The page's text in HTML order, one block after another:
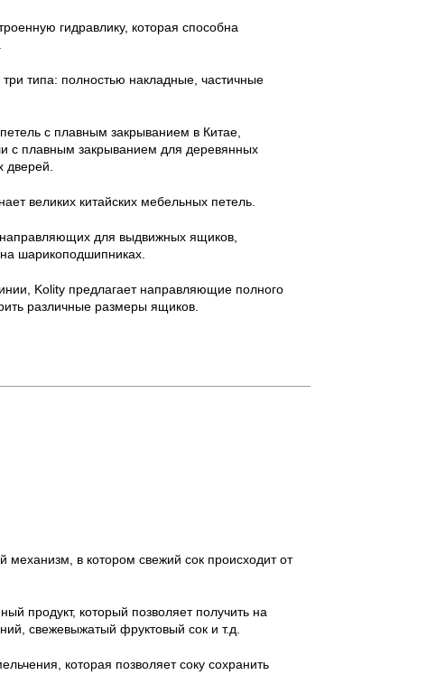
гидравлику, которая способна
типа: полностью накладные, частичные
с плавным закрыванием в Китае,
с плавным закрыванием для деревянных
великих китайских мебельных петель.
для выдвижных ящиков,
шарикоподшипниках.
Kolity предлагает направляющие полного
различные размеры ящиков.
в котором свежий сок происходит от
продукт, который позволяет получить на
свежевыжатый фруктовый сок и т.д.
которая позволяет соку сохранить